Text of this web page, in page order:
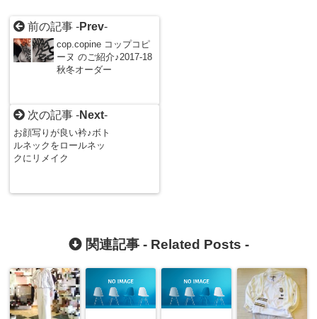
前の記事 -Prev-
cop.copine コップコピ
ーヌ のご紹介♪2017-18
秋冬オーダー
次の記事 -Next-
お顔写りが良い衿♪ボト
ルネックをロールネッ
クにリメイク
関連記事 - Related Posts -